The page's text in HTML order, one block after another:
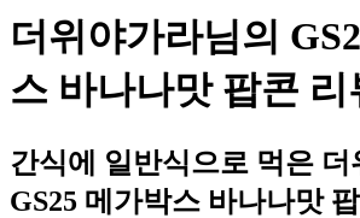
더위야가라님의
스 바나나맛 팝콘 리
간식에 일반식으로 먹은 더
GS25 메가박스 바나나맛